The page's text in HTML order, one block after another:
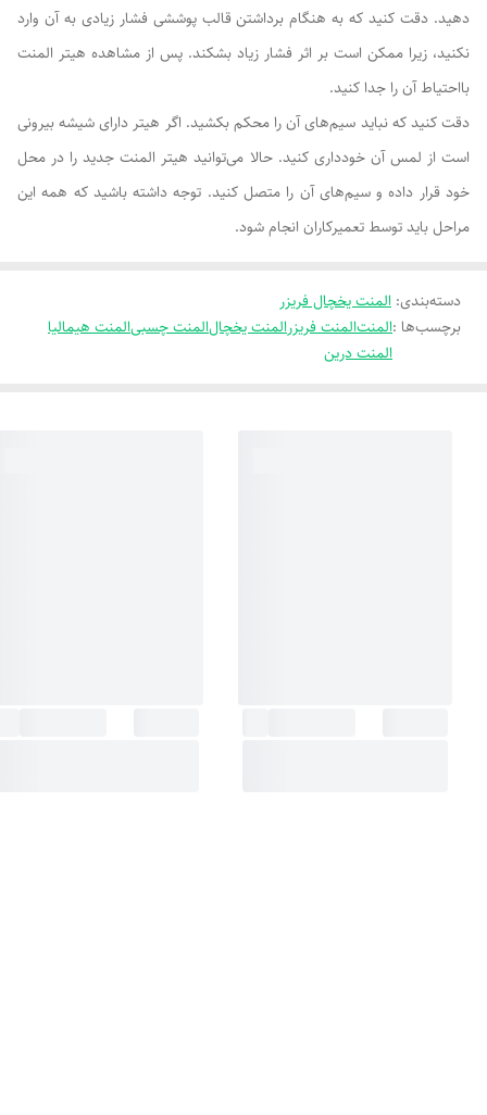
دهید. دقت کنید که به هنگام برداشتن قالب پوششی فشار زیادی به آن وارد
نکنید، زیرا ممکن است بر اثر فشار زیاد بشکند. پس از مشاهده هیتر المنت
بااحتیاط آن را جدا کنید.
دقت کنید که نباید سیم‌های آن را محکم بکشید. اگر هیتر دارای شیشه بیرونی
است از لمس آن خودداری کنید. حالا می‌توانید هیتر المنت جدید را در محل
خود قرار داده و سیم‌های آن را متصل کنید. توجه داشته باشید که همه این
مراحل باید توسط تعمیرکاران انجام شود.
دسته‌بندی: المنت یخچال فریزر
برچسب‌ها :المنتالمنت فریزرالمنت یخچالالمنت چسبیالمنت هیمالیا
المنت درین